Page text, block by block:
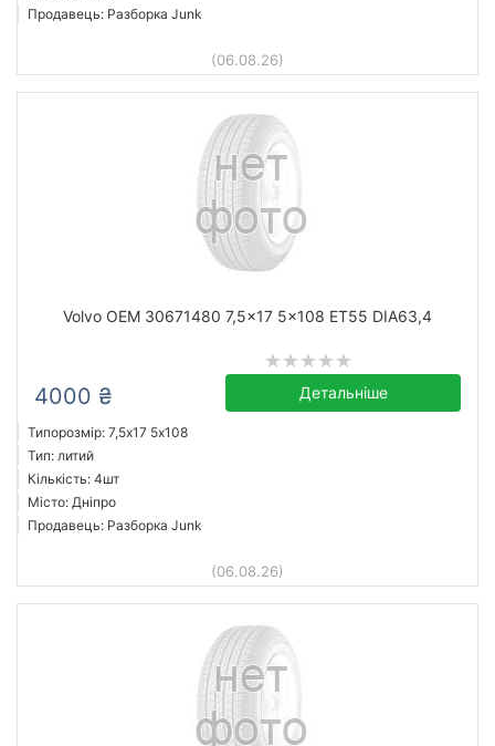
Продавець: Разборка Junk
(06.08.26)
Volvo OEM 30671480 7,5x17 5x108 ET55 DIA63,4
4000 ₴ Детальніше
Типорозмір: 7,5x17 5х108
Тип: литий
Кількість: 4шт
Місто: Дніпро
Продавець: Разборка Junk
(06.08.26)